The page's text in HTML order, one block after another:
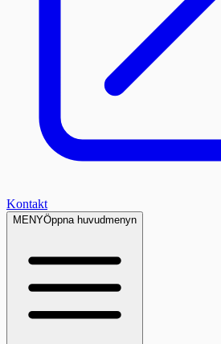
Kontakt
MENYÖppna huvudmenyn